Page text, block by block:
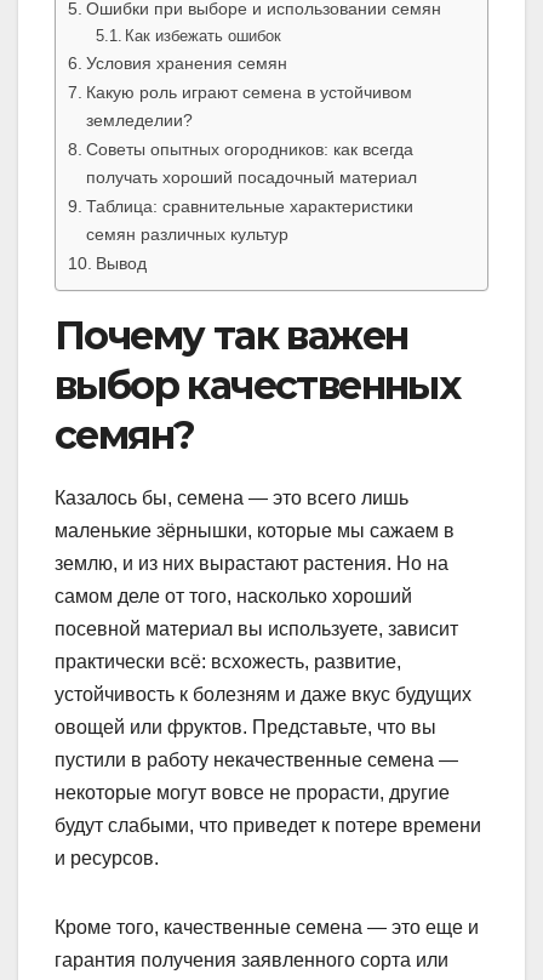
Ошибки при выборе и использовании семян
Как избежать ошибок
Условия хранения семян
Какую роль играют семена в устойчивом
земледелии?
Советы опытных огородников: как всегда
получать хороший посадочный материал
Таблица: сравнительные характеристики
семян различных культур
Вывод
Почему так важен
выбор качественных
семян?
Казалось бы, семена — это всего лишь
маленькие зёрнышки, которые мы сажаем в
землю, и из них вырастают растения. Но на
самом деле от того, насколько хороший
посевной материал вы используете, зависит
практически всё: всхожесть, развитие,
устойчивость к болезням и даже вкус будущих
овощей или фруктов. Представьте, что вы
пустили в работу некачественные семена —
некоторые могут вовсе не прорасти, другие
будут слабыми, что приведет к потере времени
и ресурсов.
Кроме того, качественные семена — это еще и
гарантия получения заявленного сорта или